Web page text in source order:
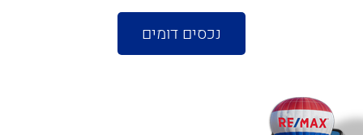
נכסים דומים